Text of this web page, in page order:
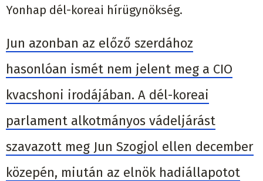
Yonhap dél-koreai hírügynökség.
Jun azonban az előző szerdához
hasonlóan ismét nem jelent meg a CIO
kvacshoni irodájában. A dél-koreai
parlament alkotmányos vádeljárást
szavazott meg Jun Szogjol ellen december
közepén, miután az elnök hadiállapotot